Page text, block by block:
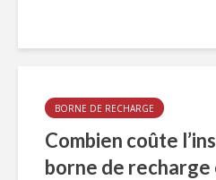
BORNE DE RECHARGE
Combien coûte
borne de